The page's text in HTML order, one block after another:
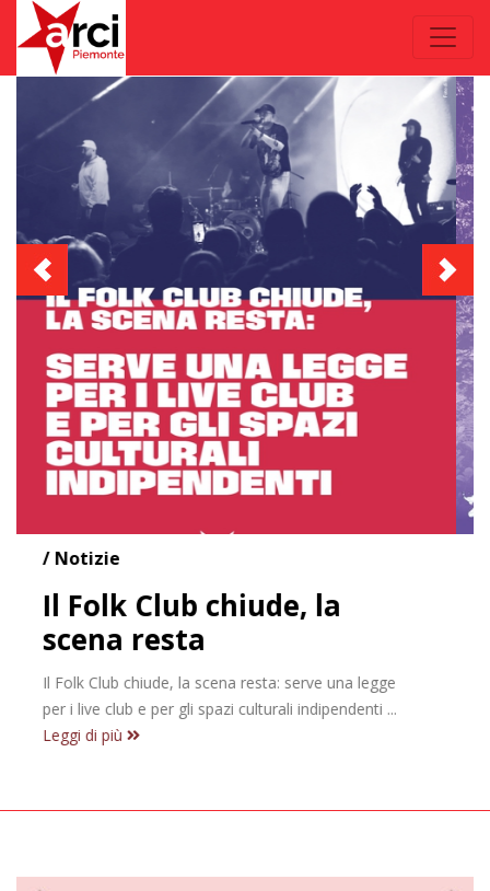
/ Notizie
Cultura nei margini:
realizzare l’impossibile
Zana Fest 26 Correnti di Valle - Il festival diffuso
della Valle Po Sabato 27 giugnoOre 17.30 |
Area talk ...
Previous Next